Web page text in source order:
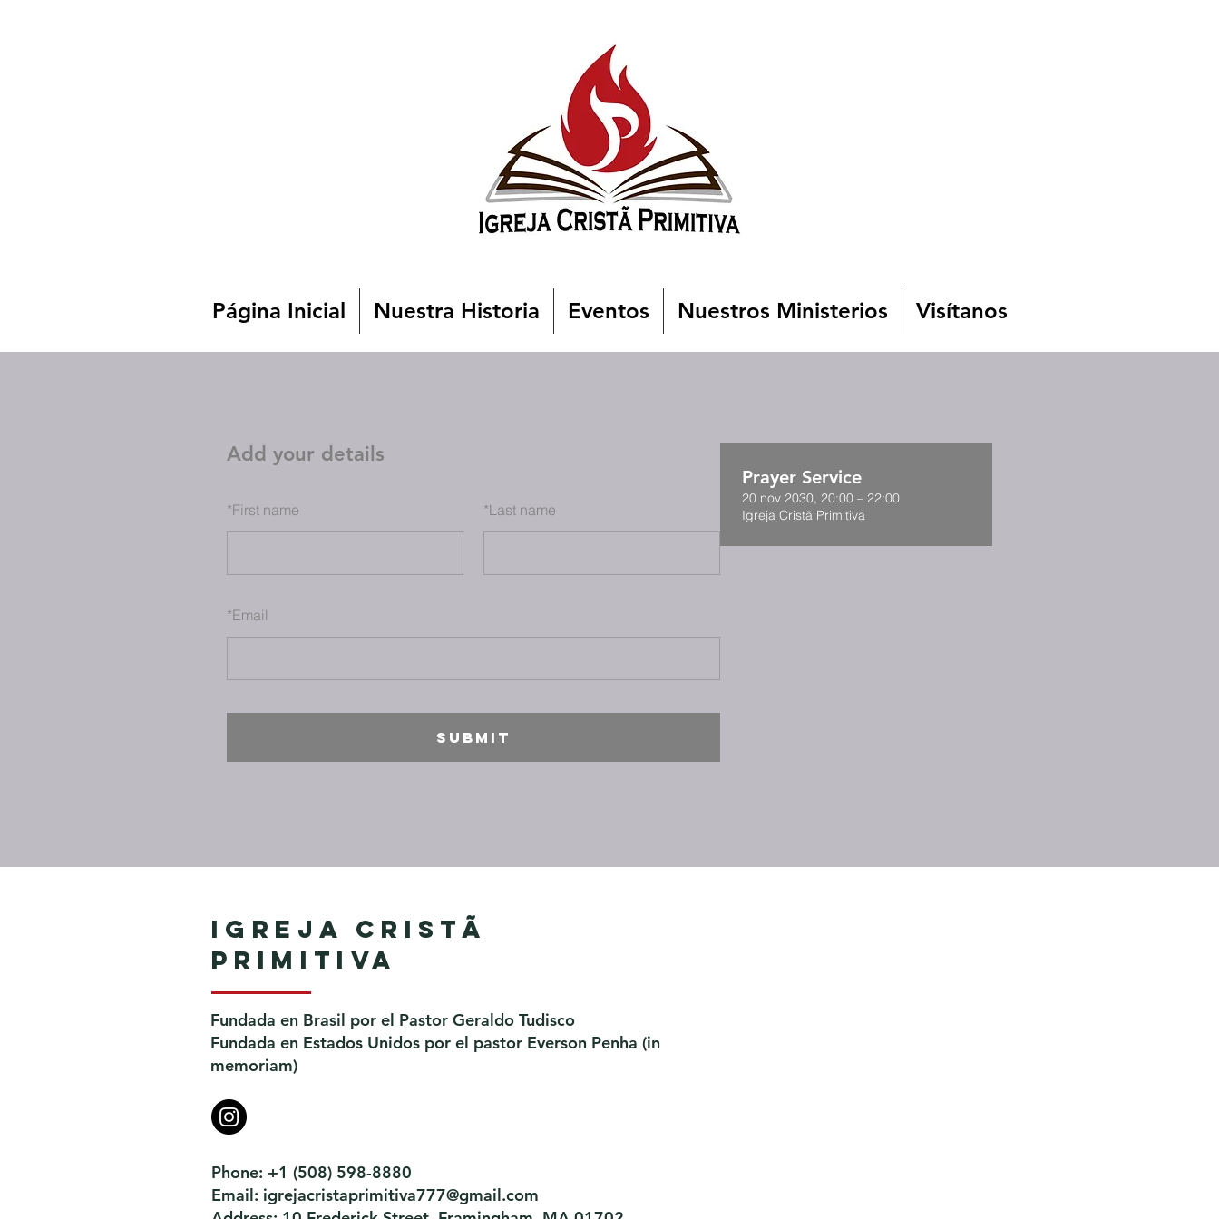
Página Inicial Nuestra Historia Eventos Nuestros Ministerios Visítanos
Add your details
*First name *Last name
*Email
SUBMIT
Prayer Service
20 nov 2030, 20:00 – 22:00
Igreja Cristã Primitiva
Igreja Cristã
Primitiva
Fundada en Brasil por el Pastor Geraldo Tudisco
Fundada en Estados Unidos por el pastor Everson Penha ​(in
memoriam)
Phone: +1 (508) 598-8880
Email: igrejacristaprimitiva777@gmail.com